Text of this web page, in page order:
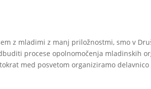
z mladimi z manj priložnostmi, smo v
procese opolnomočenja mladinskih
med posvetom organiziramo